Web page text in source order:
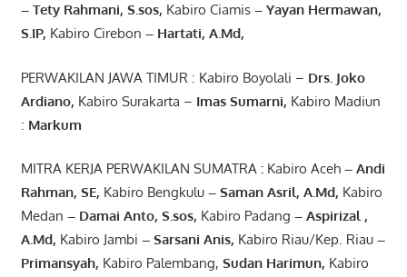
– Tety Rahmani, S.sos, Kabiro Ciamis– Yayan Hermawan,
S.IP, Kabiro Cirebon – Hartati, A.Md,
PERWAKILAN JAWA TIMUR : Kabiro Boyolali – Drs. Joko
Ardiano, Kabiro Surakarta – Imas Sumarni, Kabiro Madiun
: Markum
MITRA KERJA PERWAKILAN SUMATRA :Kabiro Aceh– Andi
Rahman, SE, Kabiro Bengkulu– Saman Asril, A.Md, Kabiro
Medan – Damai Anto, S.sos, Kabiro Padang – Aspirizal ,
A.Md, Kabiro Jambi – Sarsani Anis, Kabiro Riau/Kep. Riau–
Primansyah, Kabiro Palembang, Sudan Harimun, Kabiro